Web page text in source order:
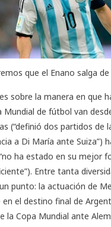
que el Enano salga
sobre la manera en que
Mundial de fútbol van
(“definió dos partidos de
a Di María ante Suiza”)
ha estado en su mejor
Entre tanta
punto: la actuación de
el destino final de
la Copa Mundial ante